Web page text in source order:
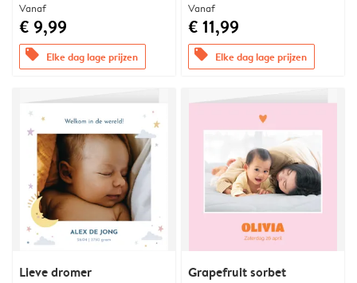
Vanaf
€ 9,99
offers Elke dag lage prijzen
Vanaf
€ 11,99
offers Elke dag lage prijzen
Lieve dromer Grapefruit sorbet